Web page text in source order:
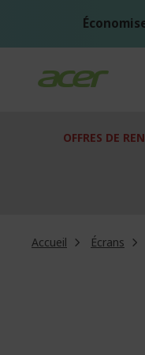
OFFRES DE
Accueil Écrans